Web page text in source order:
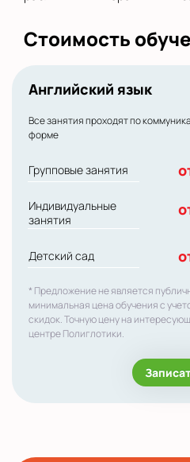
Стоимость
Английский язык
Все занятия проходят по
форме
Групповые занятия
Индивидуальные
занятия
Детский сад
* Предложение не является
минимальная цена обучения с
скидок. Точную цену на
центре Полиглотики.